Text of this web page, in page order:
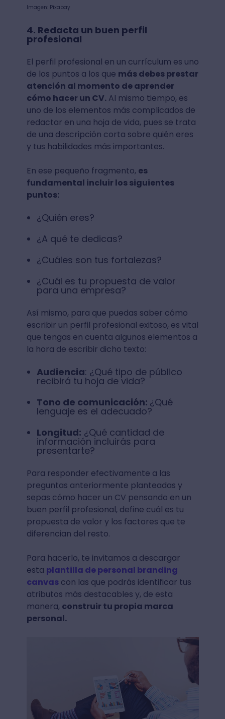
Imagen: Pixabay
4. Redacta un buen perfil
profesional
El perfil profesional en un currículum es uno
de los puntos a los que más debes prestar
atención al momento de aprender
cómo hacer un CV.Al mismo tiempo, es
uno de los elementos más complicados de
redactar en una hoja de vida, pues se trata
de una descripción corta sobre quién eres
y tus habilidades más importantes.
En ese pequeño fragmento, es
fundamental incluir los siguientes
puntos:
¿Quién eres?
¿A qué te dedicas?
¿Cuáles son tus fortalezas?
¿Cuál es tu propuesta de valor
para una empresa?
Así mismo, para que puedas saber cómo
escribir un perfil profesional exitoso, es vital
que tengas en cuenta algunos elementos a
la hora de escribir dicho texto:
Audiencia: ¿Qué tipo de público
recibirá tu hoja de vida?
Tono de comunicación: ¿Qué
lenguaje es el adecuado?
Longitud: ¿Qué cantidad de
información incluirás para
presentarte?
Para responder efectivamente a las
preguntas anteriormente planteadas y
sepas cómo hacer un CV pensando en un
buen perfil profesional, define cuál es tu
propuesta de valor y los factores que te
diferencian del resto.
Para hacerlo, te invitamos a descargar
esta plantilla de personal branding
canvascon las que podrás identificar tus
atributos más destacables y, de esta
manera, construir tu propia marca
personal.